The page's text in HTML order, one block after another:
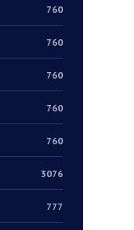
760
760
760
760
760
3076
777